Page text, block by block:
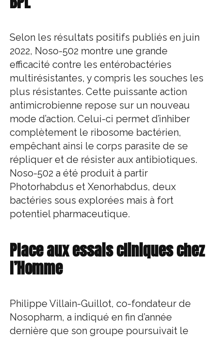
Selon les résultats positifs publiés en juin
2022, Noso-502 montre une grande
efficacité contre les entérobactéries
multirésistantes, y compris les souches les
plus résistantes. Cette puissante action
antimicrobienne repose sur un nouveau
mode d’action. Celui-ci permet d’inhiber
complètement le ribosome bactérien,
empêchant ainsi le corps parasite de se
répliquer et de résister aux antibiotiques.
Noso-502 a été produit à partir
Photorhabdus et Xenorhabdus, deux
bactéries sous explorées mais à fort
potentiel pharmaceutique.
Place aux essais cliniques chez
l’Homme
Philippe Villain-Guillot, co-fondateur de
Nosopharm, a indiqué en fin d’année
dernière que son groupe poursuivait le